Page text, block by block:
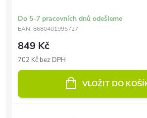
Do 5-7 pracovních dnů odešleme
EAN: 8680401995727
849 Kč
702 Kč bez DPH
VLOŽIT DO